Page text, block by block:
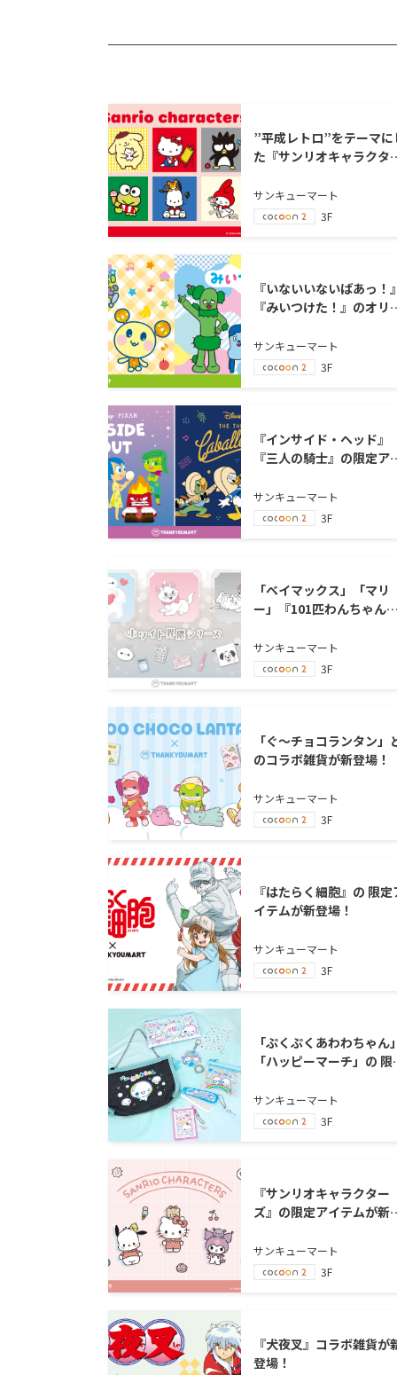
”平成レトロ”をテーマに
た『サンリオキャラクタ
場！
サンキューマート
3F
『いないいないばあっ！
『みいつけた！』のオリ
サンキューマート
3F
『インサイド・ヘッド』
『三人の騎士』の限定ア
サンキューマート
3F
「ベイマックス」「マリ
ー」『101匹わんちゃん
サンキューマート
3F
「ぐ～チョコランタン」
のコラボ雑貨が新登場！
サンキューマート
3F
『はたらく細胞』の 限定
イテムが新登場！
サンキューマート
3F
「ぷくぷくあわわちゃん
「ハッピーマーチ」の 限
サンキューマート
3F
『サンリオキャラクター
ズ』の限定アイテムが新
サンキューマート
3F
『犬夜叉』コラボ雑貨が
登場！